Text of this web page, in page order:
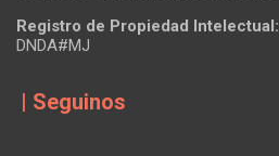
Registro de Propiedad Intelectual:
DNDA#MJ
| Seguinos